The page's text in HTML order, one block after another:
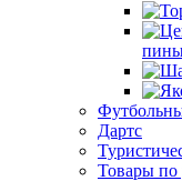
Дартс
Товары по